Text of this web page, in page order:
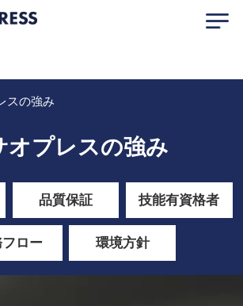
スの強み
オプレスの強み
品質保証 技能有資格者
ロー 環境方針